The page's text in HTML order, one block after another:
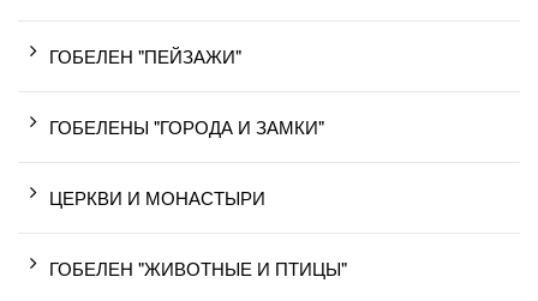
ГОБЕЛЕН "ПЕЙЗАЖИ"
ГОБЕЛЕНЫ "ГОРОДА И ЗАМКИ"
ЦЕРКВИ И МОНАСТЫРИ
ГОБЕЛЕН "ЖИВОТНЫЕ И ПТИЦЫ"